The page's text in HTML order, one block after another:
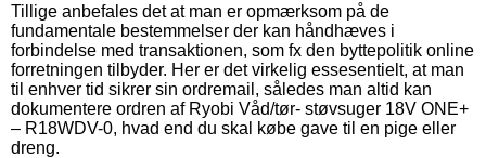
Tillige anbefales det at man er opmærksom på de
fundamentale bestemmelser der kan håndhæves i
forbindelse med transaktionen, som fx den byttepolitik online
forretningen tilbyder. Her er det virkelig essesentielt, at man
til enhver tid sikrer sin ordremail, således man altid kan
dokumentere ordren af Ryobi Våd/tør- støvsuger 18V ONE+
– R18WDV-0, hvad end du skal købe gave til en pige eller
dreng.